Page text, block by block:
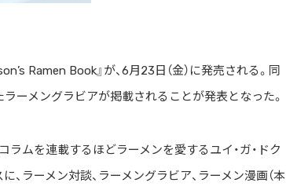
Ramen Book』が、6月23日（金）に発売される。同
ーメングラビアが掲載されることが発表となった。
ムを連載するほどラーメンを愛するユイ・ガ・ドク
ラーメン対談、ラーメングラビア、ラーメン漫画（本